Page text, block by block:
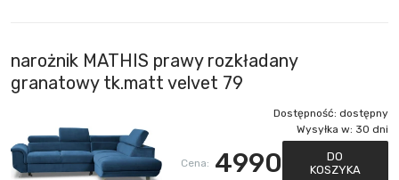
narożnik MATHIS prawy rozkładany
granatowy tk.matt velvet 79
Dostępność: dostępny
Wysyłka w: 30 dni
Cena: 4990
DO
KOSZYKA